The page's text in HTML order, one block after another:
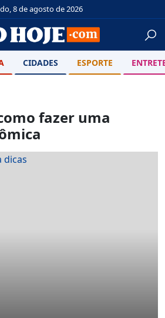
8 de agosto de 2026
CIDADES ESPORTE
fazer uma